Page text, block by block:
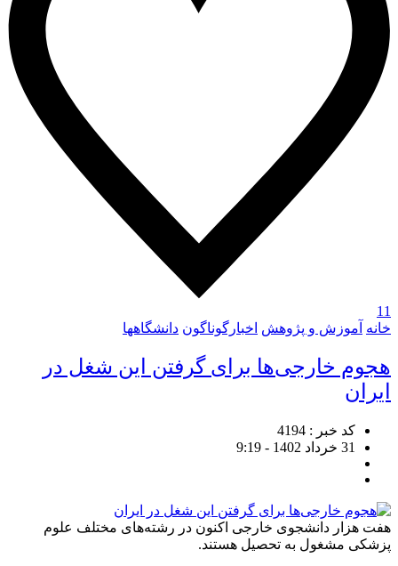
11
خانه آموزش و پژوهش اخبارگوناگون دانشگاهها
هجوم خارجی‌ها برای گرفتن این شغل در
ایران
کد خبر : 4194
31 خرداد 1402 - 9:19
هفت هزار دانشجوی خارجی اکنون در رشته‌های مختلف علوم
پزشکی مشغول به تحصیل هستند.